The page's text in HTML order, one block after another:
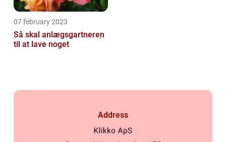
07 february 2023
Så skal anlægsgartneren
til at lave noget
Address